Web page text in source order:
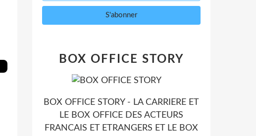
BOX OFFICE STORY
BOX OFFICE STORY - LA CARRIERE ET
LE BOX OFFICE DES ACTEURS
FRANCAIS ET ETRANGERS ET LE BOX